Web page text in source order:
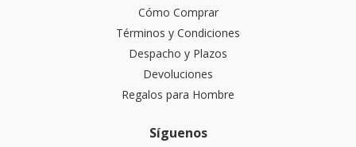
Cómo Comprar
Términos y Condiciones
Despacho y Plazos
Devoluciones
Regalos para Hombre
Síguenos